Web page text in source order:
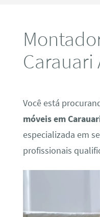
Carauari
Você está
móveis em
especializada em
profissionais